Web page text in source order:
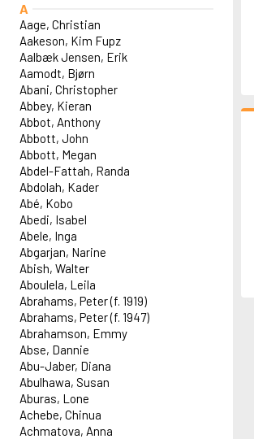
A
Aage, Christian
Aakeson, Kim Fupz
Aalbæk Jensen, Erik
Aamodt, Bjørn
Abani, Christopher
Abbey, Kieran
Abbot, Anthony
Abbott, John
Abbott, Megan
Abdel-Fattah, Randa
Abdolah, Kader
Abé, Kobo
Abedi, Isabel
Abele, Inga
Abgarjan, Narine
Abish, Walter
Aboulela, Leila
Abrahams, Peter (f. 1919)
Abrahams, Peter (f. 1947)
Abrahamson, Emmy
Abse, Dannie
Abu-Jaber, Diana
Abulhawa, Susan
Aburas, Lone
Achebe, Chinua
Achmatova, Anna